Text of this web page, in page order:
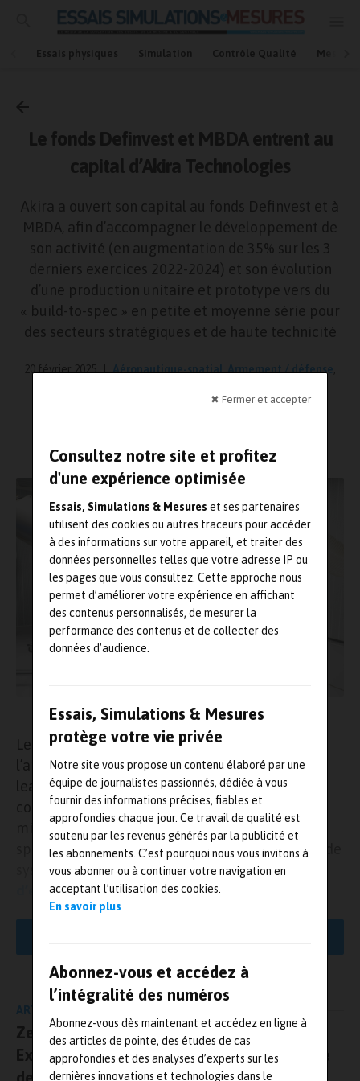
✖ Fermer et accepter
Consultez notre site et profitez
d'une expérience optimisée
Essais, Simulations & Mesures et ses partenaires
utilisent des cookies ou autres traceurs pour accéder
à des informations sur votre appareil, et traiter des
données personnelles telles que votre adresse IP ou
les pages que vous consultez. Cette approche nous
permet d’améliorer votre expérience en affichant
des contenus personnalisés, de mesurer la
performance des contenus et de collecter des
données d’audience.
Essais, Simulations & Mesures
protège votre vie privée
Notre site vous propose un contenu élaboré par une
équipe de journalistes passionnés, dédiée à vous
fournir des informations précises, fiables et
approfondies chaque jour. Ce travail de qualité est
soutenu par les revenus générés par la publicité et
les abonnements. C’est pourquoi nous vous invitons à
vous abonner ou à continuer votre navigation en
acceptant l’utilisation des cookies.
En savoir plus
Abonnez-vous et accédez à
l’intégralité des numéros
Abonnez-vous dès maintenant et accédez en ligne à
des articles de pointe, des études de cas
approfondies et des analyses d’experts sur les
dernières innovations et technologies dans le
Essais physiques Simulation Contrôle Qualité Mesures
Accueil
Marché/Fusion/Acquisition
Le fonds Definvest et MBDA entrent au
capital d’Akira Technologies
Akira a ouvert son capital au fonds Definvest et à
MBDA, afin d’accompagner le développement de
son activité (en augmentation de 35% sur les 3
derniers exercices 2022-2024) et son évolution
d’une production unitaire et prototype vers du
« build-to-spec » en petite et moyenne série pour
des secteurs stratégiques et de haute technicité
20 février 2025 Aéronautique-spatial Armement / défense
Lecture : 5 minutes
Source : AKIRA Technologies
Le fonds Definvest de la Direction générale de
l’armement (DGA), géré par Bpifrance, etMBDA
leader européen des systèmes d’armes
complexes, prennent une participation
minoritaire au capital d’Akira Technologies,
spécialiste de la conception et de la réalisation de
systèmes de conversion d’énergie et debancs
d’essaisspéciaux.
turbines, boites de transmissions, machines électriques…) par an et
a développé et installé plus de 250 bancs d’essais chez ses clients
depuis sa création.
Akira a ouvert son capital au fonds Definvest et à MBDA, afin
d’accompagner le développement de son activité (en
ARTICLE PRÉCÉDENT
Zeiss inaugure à Mérignac le Quality
Excellence Center, son nouveau laboratoire